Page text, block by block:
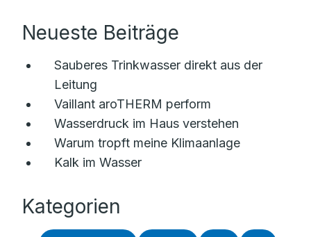
Neueste Beiträge
Sauberes Trinkwasser direkt aus der
Leitung
Vaillant aroTHERM perform
Wasserdruck im Haus verstehen
Warum tropft meine Klimaanlage
Kalk im Wasser
Kategorien